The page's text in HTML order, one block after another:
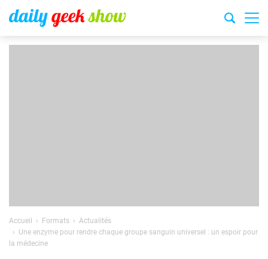
Accueil Formats
Actualités
Une enzyme pour rendre chaque groupe sanguin universel : un espoir pour
la médecine